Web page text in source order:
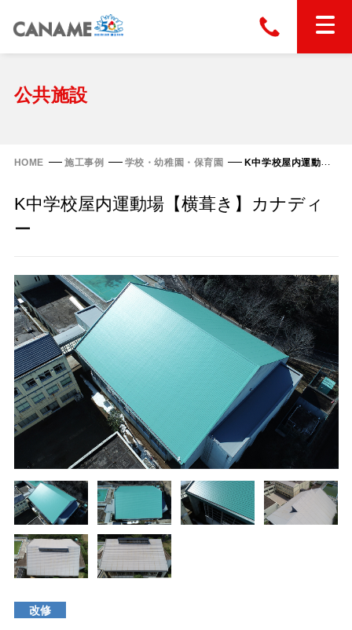
ホーム
フリーハットⅡ型
FHR-2000
フラットライン
エコウェーブ
タイマルーフ M型
タイマルーフ F25
タイマルーフ T型
カナメ一文字葺き
金属瓦
カナメルーフ
洋瓦王(ヨウガオウ)
通気断熱工法
Vi65
Vi65 PLUS
Vi75・Vi125
Viカバー50
換気棟システム
換気棟システム
デザイン軒樋
カナメシャープ樋
屋根の改修
技術情報
ダウンロード
お問い合わせ
公共施設
HOME 施工事例 学校・幼稚園・保育園 K中学校屋内運動場【横葺き】カナディー
K中学校屋内運動場【横葺き】カナディ
ー
改修